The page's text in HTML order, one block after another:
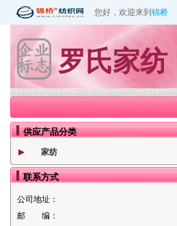
您好，欢迎来到 锦桥
罗氏家纺
供应产品分类
家纺
联系方式
公司地址：
邮 编：